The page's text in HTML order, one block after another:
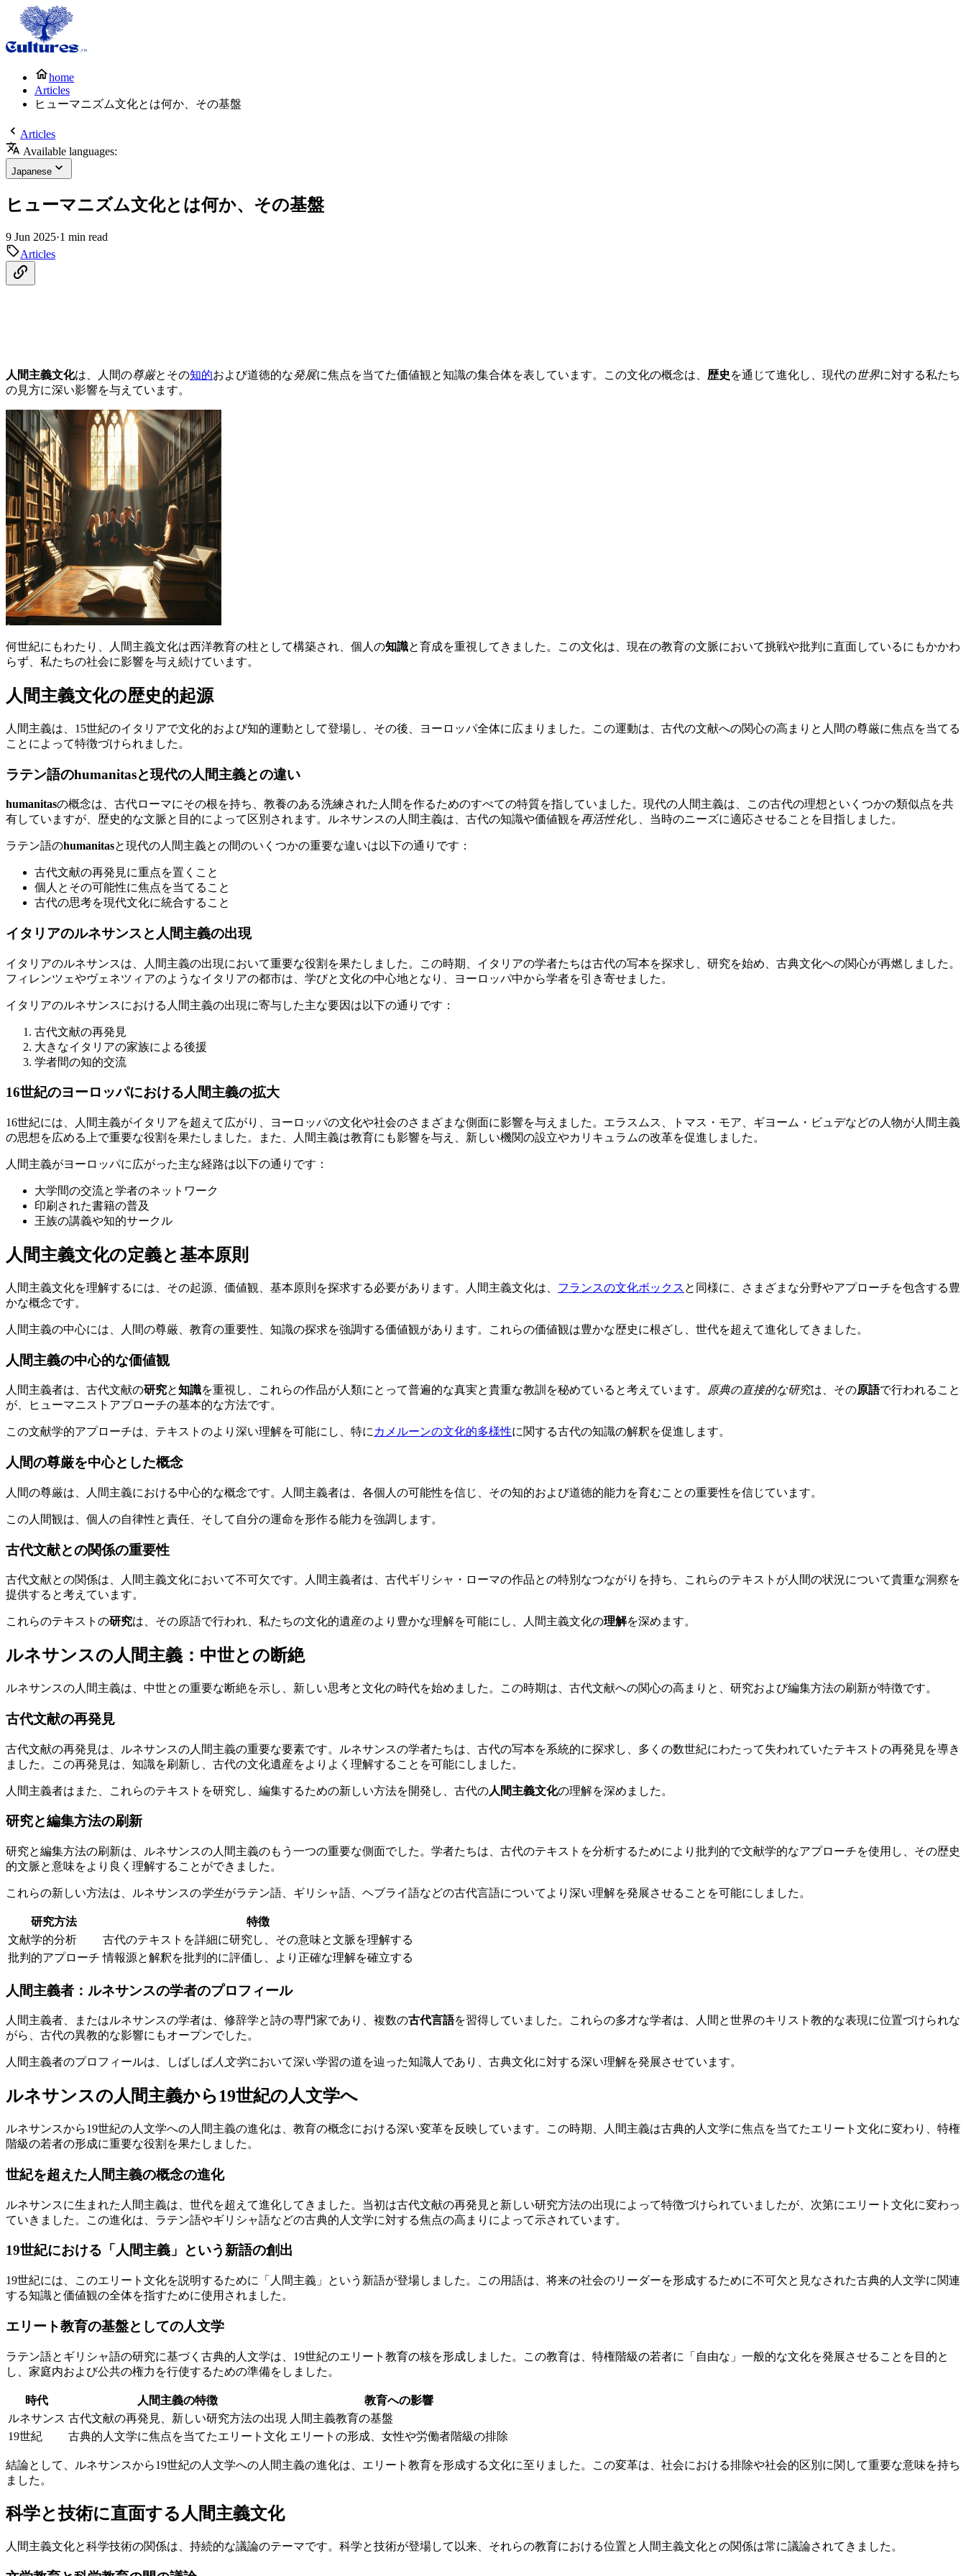
home
Articles
ヒューマニズム文化とは何か、その基盤
Articles
Available languages:
Japanese
ヒューマニズム文化とは何か、その基盤
9 Jun 2025·1 min read
Articles
人間主義文化は、人間の尊厳とその知的および道徳的な発展に焦点を当てた価値観と知識の集合体を表しています。この文化の概念は、 歴史 を通じて進化し、現代の世界に対する私たち
の見方に深い影響を与えています。
何世紀にもわたり、人間主義文化は西洋教育の柱として構築され、個人の知識と育成を重視してきました。この文化は、現在の教育の文脈において挑戦や批判に直面しているにもかかわ
らず、私たちの社会に影響を与え続けています。
人間主義文化の歴史的起源
人間主義は、15世紀のイタリアで文化的および知的運動として登場し、その後、ヨーロッパ全体に広まりました。この運動は、古代の文献への関心の高まりと人間の尊厳に焦点を当てる
ことによって特徴づけられました。
ラテン語のhumanitasと現代の人間主義との違い
humanitasの概念は、古代ローマにその根を持ち、教養のある洗練された人間を作るためのすべての特質を指していました。現代の人間主義は、この古代の理想といくつかの類似点を共
有していますが、歴史的な文脈と目的によって区別されます。ルネサンスの人間主義は、古代の知識や価値観を再活性化し、当時のニーズに適応させることを目指しました。
ラテン語のhumanitasと現代の人間主義との間のいくつかの重要な違いは以下の通りです：
古代文献の再発見に重点を置くこと
個人とその可能性に焦点を当てること
古代の思考を現代文化に統合すること
イタリアのルネサンスと人間主義の出現
イタリアのルネサンスは、人間主義の出現において重要な役割を果たしました。この時期、イタリアの学者たちは古代の写本を探求し、研究を始め、古典文化への関心が再燃しました。
フィレンツェやヴェネツィアのようなイタリアの都市は、学びと文化の中心地となり、ヨーロッパ中から学者を引き寄せました。
イタリアのルネサンスにおける人間主義の出現に寄与した主な要因は以下の通りです：
古代文献の再発見
大きなイタリアの家族による後援
学者間の知的交流
16世紀のヨーロッパにおける人間主義の拡大
16世紀には、人間主義がイタリアを超えて広がり、ヨーロッパの文化や社会のさまざまな側面に影響を与えました。エラスムス、トマス・モア、ギヨーム・ビュデなどの人物が人間主義
の思想を広める上で重要な役割を果たしました。また、人間主義は教育にも影響を与え、新しい機関の設立やカリキュラムの改革を促進しました。
人間主義がヨーロッパに広がった主な経路は以下の通りです：
大学間の交流と学者のネットワーク
印刷された書籍の普及
王族の講義や知的サークル
人間主義文化の定義と基本原則
人間主義文化を理解するには、その起源、価値観、基本原則を探求する必要があります。人間主義文化は、 フランスの文化ボックス と同様に、さまざまな分野やアプローチを包含する豊
かな概念です。
人間主義の中心には、人間の尊厳、教育の重要性、知識の探求を強調する価値観があります。これらの価値観は豊かな歴史に根ざし、世代を超えて進化してきました。
人間主義の中心的な価値観
人間主義者は、古代文献の研究と知識を重視し、これらの作品が人類にとって普遍的な真実と貴重な教訓を秘めていると考えています。 原典の直接的な研究は、その原語で行われること
が、ヒューマニストアプローチの基本的な方法です。
この文献学的アプローチは、テキストのより深い理解を可能にし、特に カメルーンの文化的多様性に関する古代の知識の解釈を促進します。
人間の尊厳を中心とした概念
人間の尊厳は、人間主義における中心的な概念です。人間主義者は、各個人の可能性を信じ、その知的および道徳的能力を育むことの重要性を信じています。
この人間観は、個人の自律性と責任、そして自分の運命を形作る能力を強調します。
古代文献との関係の重要性
古代文献との関係は、人間主義文化において不可欠です。人間主義者は、古代ギリシャ・ローマの作品との特別なつながりを持ち、これらのテキストが人間の状況について貴重な洞察を
提供すると考えています。
これらのテキストの研究は、その原語で行われ、私たちの文化的遺産のより豊かな理解を可能にし、人間主義文化の理解を深めます。
ルネサンスの人間主義：中世との断絶
ルネサンスの人間主義は、中世との重要な断絶を示し、新しい思考と文化の時代を始めました。この時期は、古代文献への関心の高まりと、研究および編集方法の刷新が特徴です。
古代文献の再発見
古代文献の再発見は、ルネサンスの人間主義の重要な要素です。ルネサンスの学者たちは、古代の写本を系統的に探求し、多くの数世紀にわたって失われていたテキストの再発見を導き
ました。この再発見は、知識を刷新し、古代の文化遺産をよりよく理解することを可能にしました。
人間主義者はまた、これらのテキストを研究し、編集するための新しい方法を開発し、古代の人間主義文化の理解を深めました。
研究と編集方法の刷新
研究と編集方法の刷新は、ルネサンスの人間主義のもう一つの重要な側面でした。学者たちは、古代のテキストを分析するためにより批判的で文献学的なアプローチを使用し、その歴史
的文脈と意味をより良く理解することができました。
これらの新しい方法は、ルネサンスの学生がラテン語、ギリシャ語、ヘブライ語などの古代言語についてより深い理解を発展させることを可能にしました。
研究方法
特徴
文献学的分析
古代のテキストを詳細に研究し、その意味と文脈を理解する
批判的アプローチ 情報源と解釈を批判的に評価し、より正確な理解を確立する
人間主義者：ルネサンスの学者のプロフィール
人間主義者、またはルネサンスの学者は、修辞学と詩の専門家であり、複数の古代言語を習得していました。これらの多才な学者は、人間と世界のキリスト教的な表現に位置づけられな
がら、古代の異教的な影響にもオープンでした。
人間主義者のプロフィールは、しばしば 人文学において深い学習の道を辿った知識人であり、古典文化に対する深い理解を発展させています。
ルネサンスの人間主義から19世紀の人文学へ
ルネサンスから19世紀の人文学への人間主義の進化は、教育の概念における深い変革を反映しています。この時期、人間主義は古典的人文学に焦点を当てたエリート文化に変わり、特権
階級の若者の形成に重要な役割を果たしました。
世紀を超えた人間主義の概念の進化
ルネサンスに生まれた人間主義は、世代を超えて進化してきました。当初は古代文献の再発見と新しい研究方法の出現によって特徴づけられていましたが、次第にエリート文化に変わっ
ていきました。この進化は、ラテン語やギリシャ語などの古典的人文学に対する焦点の高まりによって示されています。
19世紀における「人間主義」という新語の創出
19世紀には、このエリート文化を説明するために「人間主義」という新語が登場しました。この用語は、将来の社会のリーダーを形成するために不可欠と見なされた古典的人文学に関連
する知識と価値観の全体を指すために使用されました。
エリート教育の基盤としての人文学
ラテン語とギリシャ語の研究に基づく古典的人文学は、19世紀のエリート教育の核を形成しました。この教育は、特権階級の若者に「自由な」一般的な文化を発展させることを目的と
し、家庭内および公共の権力を行使するための準備をしました。
時代 人間主義の特徴
教育への影響
ルネサンス 古代文献の再発見、新しい研究方法の出現 人間主義教育の基盤
19世紀
古典的人文学に焦点を当てたエリート文化 エリートの形成、女性や労働者階級の排除
結論として、ルネサンスから19世紀の人文学への人間主義の進化は、エリート教育を形成する文化に至りました。この変革は、社会における排除や社会的区別に関して重要な意味を持ち
ました。
科学と技術に直面する人間主義文化
人間主義文化と科学技術の関係は、持続的な議論のテーマです。科学と技術が登場して以来、それらの教育における位置と人間主義文化との関係は常に議論されてきました。